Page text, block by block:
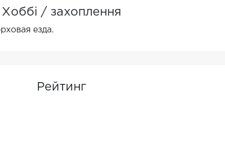
Хоббі / захоплення
езда.
Рейтинг